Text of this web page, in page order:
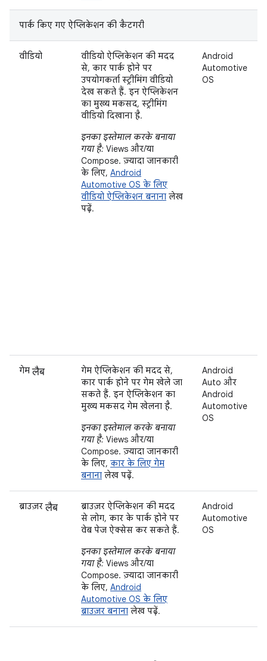
पार्क किए गए ऐप्लिकेशन की कैटगरी
वीडियो
वीडियो ऐप्लिकेशन की मदद
से, कार पार्क होने पर
उपयोगकर्ता स्ट्रीमिंग वीडियो
देख सकते हैं. इन ऐप्लिकेशन
का मुख्य मकसद, स्ट्रीमिंग
वीडियो दिखाना है.
इनका इस्तेमाल करके बनाया
गया है: Views और/या
Compose. ज़्यादा जानकारी
के लिए, Android
Automotive OS के लिए
वीडियो ऐप्लिकेशन बनाना लेख
पढ़ें.
Android
Automotive
OS
गेमलैब
गेम ऐप्लिकेशन की मदद से,
कार पार्क होने पर गेम खेले जा
सकते हैं. इन ऐप्लिकेशन का
मुख्य मकसद गेम खेलना है.
इनका इस्तेमाल करके बनाया
गया है: Views और/या
Compose. ज़्यादा जानकारी
के लिए, कार के लिए गेम
बनाना लेख पढ़ें.
Android
Auto और
Android
Automotive
OS
ब्राउज़रलैब
ब्राउज़र ऐप्लिकेशन की मदद
से लोग, कार के पार्क होने पर
वेब पेज ऐक्सेस कर सकते हैं.
इनका इस्तेमाल करके बनाया
गया है: Views और/या
Compose. ज़्यादा जानकारी
के लिए, Android
Automotive OS के लिए
ब्राउज़र बनाना लेख पढ़ें.
Android
Automotive
OS